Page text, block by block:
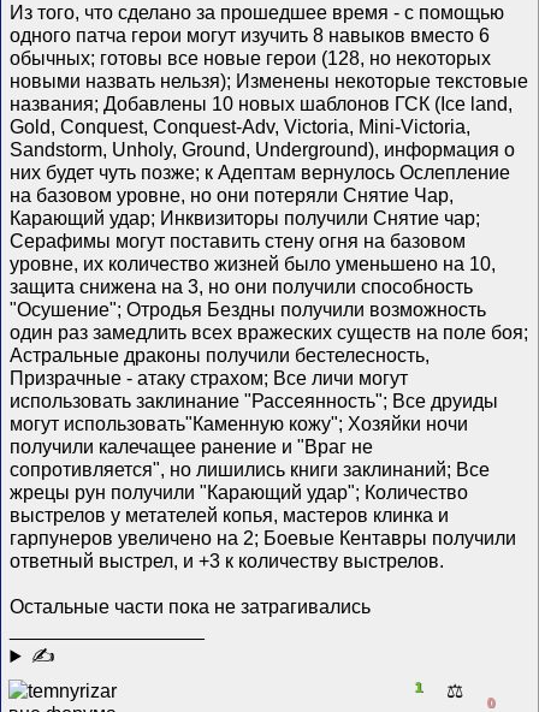
Из того, что сделано за прошедшее время - с помощью
одного патча герои могут изучить 8 навыков вместо 6
обычных; готовы все новые герои (128, но некоторых
новыми назвать нельзя); Изменены некоторые текстовые
названия; Добавлены 10 новых шаблонов ГСК (Ice land,
Gold, Conquest, Conquest-Adv, Victoria, Mini-Victoria,
Sandstorm, Unholy, Ground, Underground), информация о
них будет чуть позже; к Адептам вернулось Ослепление
на базовом уровне, но они потеряли Снятие Чар,
Карающий удар; Инквизиторы получили Снятие чар;
Серафимы могут поставить стену огня на базовом
уровне, их количество жизней было уменьшено на 10,
защита снижена на 3, но они получили способность
"Осушение"; Отродья Бездны получили возможность
один раз замедлить всех вражеских существ на поле боя;
Астральные драконы получили бестелесность,
Призрачные - атаку страхом; Все личи могут
использовать заклинание "Рассеянность"; Все друиды
могут использовать"Каменную кожу"; Хозяйки ночи
получили калечащее ранение и "Враг не
сопротивляется", но лишились книги заклинаний; Все
жрецы рун получили "Карающий удар"; Количество
выстрелов у метателей копья, мастеров клинка и
гарпунеров увеличено на 2; Боевые Кентавры получили
ответный выстрел, и +3 к количеству выстрелов.
Остальные части пока не затрагивались
✍
1 ⚖️
0